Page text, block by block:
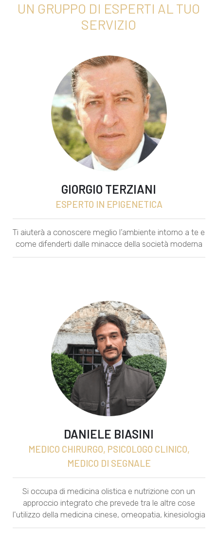
UN GRUPPO DI ESPERTI AL TUO
SERVIZIO
GIORGIO TERZIANI
ESPERTO IN EPIGENETICA
Ti aiuterà a conoscere meglio l’ambiente intorno a te e
come difenderti dalle minacce della società moderna
DANIELE BIASINI
MEDICO CHIRURGO, PSICOLOGO CLINICO,
MEDICO DI SEGNALE
Si occupa di medicina olistica e nutrizione con un
approccio integrato che prevede tra le altre cose
l'utilizzo della medicina cinese, omeopatia, kinesiologia